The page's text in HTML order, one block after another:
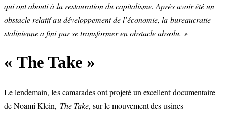
qui ont abouti à la restauration du capitalisme. Après avoir été un
obstacle relatif au développement de l’économie, la bureaucratie
stalinienne a fini par se transformer en obstacle absolu. »
« The Take »
Le lendemain, les camarades ont projeté un excellent documentaire
de Noami Klein, The Take, sur le mouvement des usines